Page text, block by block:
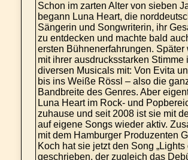
Schon im zarten Alter von sieben
begann Luna Heart, die
Sängerin und Songwriterin, ihr
zu entdecken und machte bald
ersten Bühnenerfahrungen. Später
mit ihrer ausdrucksstarken Stimme
diversen Musicals mit: Von Evita
bis ins Weiße Rössl – also die
Bandbreite des Genres. Aber
Luna Heart im Rock- und
zuhause und seit 2008 ist sie mit
auf eigene Songs wieder aktiv.
mit dem Hamburger Produzenten
Koch hat sie jetzt den Song „Lights
geschrieben, der zugleich das